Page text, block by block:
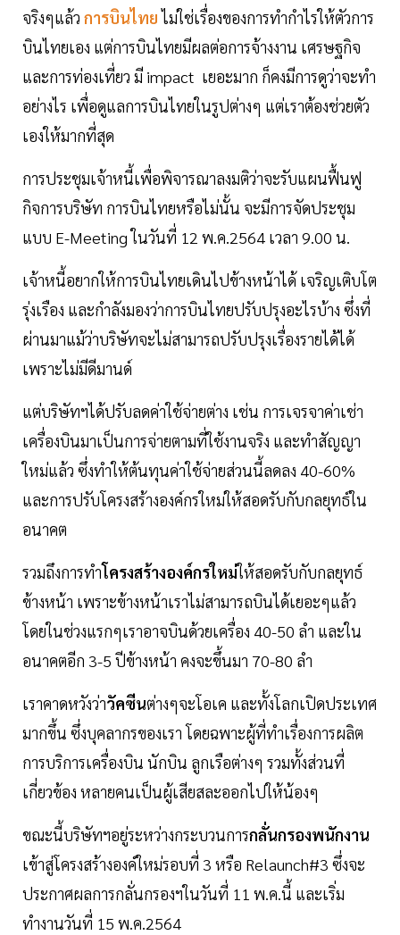
จริงๆแล้ว การบินไทยไม่ใช่เรื่องของการทำกำไรให้ตัวการ
บินไทยเอง แต่การบินไทยมีผลต่อการจ้างงาน เศรษฐกิจ
และการท่องเที่ยว มี impact เยอะมาก ก็คงมีการดูว่าจะทำ
อย่างไร เพื่อดูแลการบินไทยในรูปต่างๆ แต่เราต้องช่วยตัว
เองให้มากที่สุด
การประชุมเจ้าหนี้เพื่อพิจารณาลงมติว่าจะรับแผนฟื้นฟู
กิจการบริษัท การบินไทยหรือไม่นั้น จะมีการจัดประชุม
แบบ E-Meeting ในวันที่ 12 พ.ค.2564 เวลา 9.00 น.
เจ้าหนี้อยากให้การบินไทยเดินไปข้างหน้าได้ เจริญเติบโต
รุ่งเรือง และกำลังมองว่าการบินไทยปรับปรุงอะไรบ้าง ซึ่งที่
ผ่านมาแม้ว่าบริษัทจะไม่สามารถปรับปรุงเรื่องรายได้ได้
เพราะไม่มีดีมานด์
แต่บริษัทฯได้ปรับลดค่าใช้จ่ายต่าง เช่น การเจรจาค่าเช่า
เครื่องบินมาเป็นการจ่ายตามที่ใช้งานจริง และทำสัญญา
ใหม่แล้ว ซึ่งทำให้ต้นทุนค่าใช้จ่ายส่วนนี้ลดลง 40-60%
และการปรับโครงสร้างองค์กรใหม่ให้สอดรับกับกลยุทธ์ใน
อนาคต
รวมถึงการทำโครงสร้างองค์กรใหม่ให้สอดรับกับกลยุทธ์
ข้างหน้า เพราะข้างหน้าเราไม่สามารถบินได้เยอะๆแล้ว
โดยในช่วงแรกๆเราอาจบินด้วยเครื่อง 40-50 ลำ และใน
อนาคตอีก 3-5 ปีข้างหน้า คงจะขึ้นมา 70-80 ลำ
เราคาดหวังว่าวัคซีนต่างๆจะโอเค และทั้งโลกเปิดประเทศ
มากขึ้น ซึ่งบุคลากรของเรา โดยฉพาะผู้ที่ทำเรื่องการผลิต
การบริการเครื่องบิน นักบิน ลูกเรือต่างๆ รวมทั้งส่วนที่
เกี่ยวข้อง หลายคนเป็นผู้เสียสละออกไปให้น้องๆ
ขณะนี้บริษัทฯอยู่ระหว่างกระบวนการกลั่นกรองพนักงาน
เข้าสู่โครงสร้างองค์ใหม่รอบที่ 3 หรือ Relaunch#3 ซึ่งจะ
ประกาศผลการกลั่นกรองฯในวันที่ 11 พ.ค.นี้ และเริ่ม
ทำงานวันที่ 15 พ.ค.2564